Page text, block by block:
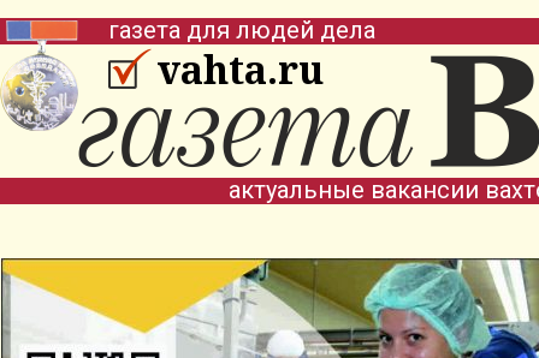
vahta.ru
газета для людей дела
актуальные вакансии